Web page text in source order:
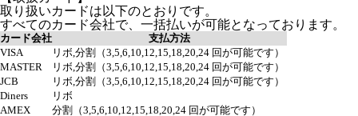
取り扱いカードは以下のとおりです。
すべてのカード会社で、一括払いが可能となっております。
カード会社
支払方法
VISA
リボ,分割（3,5,6,10,12,15,18,20,24 回が可能です）
MASTER
リボ,分割（3,5,6,10,12,15,18,20,24 回が可能です）
JCB
リボ,分割（3,5,6,10,12,15,18,20,24 回が可能です）
Diners
リボ
AMEX
分割（3,5,6,10,12,15,18,20,24 回が可能です）